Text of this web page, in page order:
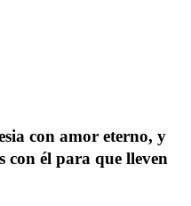
con amor eterno, y
con él para que lleven